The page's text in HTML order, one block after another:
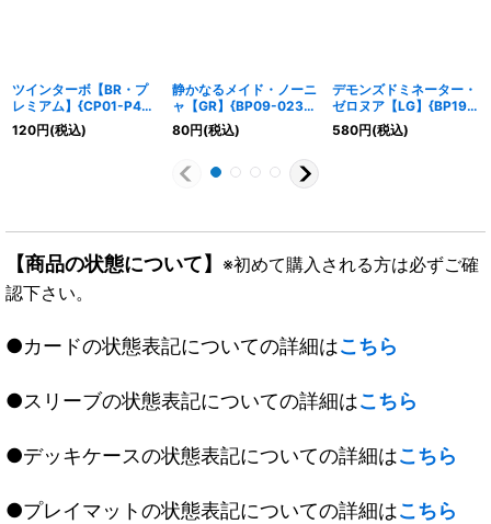
ツインターボ【BR・プ
レミアム】{CP01-P47}
《ナイトメア》
120円(税込)
静かなるメイド・ノーニ
ャ【GR】{BP09-023}
《ロイヤル》
80円(税込)
デモンズドミネーター・
ゼロヌア【LG】{BP19-
077}《ナイトメア》
580円(税込)
【商品の状態について】 ※初めて購入される方は必ずご確
認下さい。
●カードの状態表記についての詳細はこちら
●スリーブの状態表記についての詳細はこちら
●デッキケースの状態表記についての詳細はこちら
●プレイマットの状態表記についての詳細はこちら